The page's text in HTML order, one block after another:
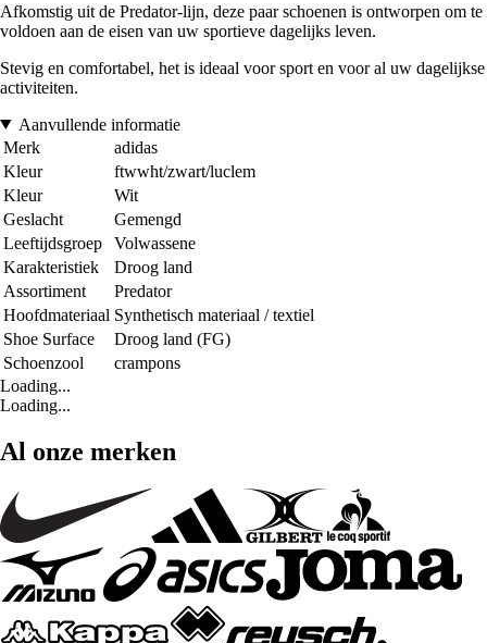
Afkomstig uit de Predator-lijn, deze paar schoenen is ontworpen om te
voldoen aan de eisen van uw sportieve dagelijks leven.
Stevig en comfortabel, het is ideaal voor sport en voor al uw dagelijkse
activiteiten.
Aanvullende informatie
Merk
adidas
Kleur
ftwwht/zwart/luclem
Kleur
Wit
Geslacht
Gemengd
Leeftijdsgroep
Volwassene
Karakteristiek
Droog land
Assortiment
Predator
Hoofdmateriaal Synthetisch materiaal / textiel
Shoe Surface
Droog land (FG)
Schoenzool
crampons
Loading...
Loading...
Al onze merken